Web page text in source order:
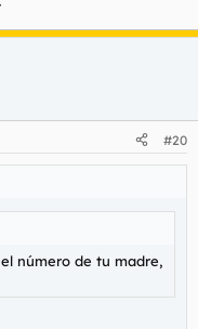
#20
número de tu madre,